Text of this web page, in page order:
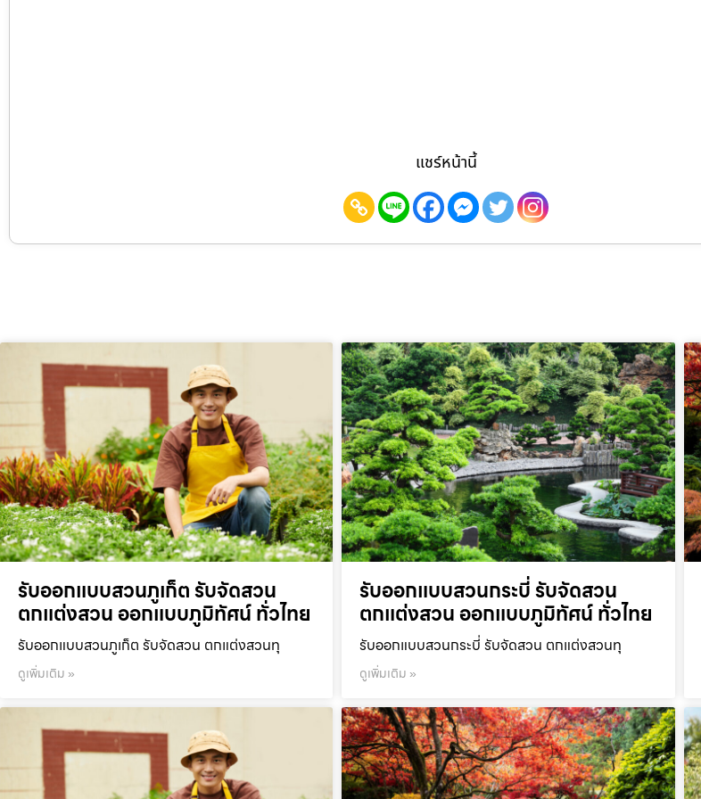
แชร์หน้านี้
รับออกแบบสวนภูเก็ต รับจัดสวน
ตกแต่งสวน ออกแบบภูมิทัศน์ ทั่วไทย
รับออกแบบสวนภูเก็ต รับจัดสวน ตกแต่งสวนทุ
ดูเพิ่มเติม »
รับออกแบบสวนกระบี่ รับจัดสวน
ตกแต่งสวน ออกแบบภูมิทัศน์ ทั่วไทย
รับออกแบบสวนกระบี่ รับจัดสวน ตกแต่งสวนทุ
ดูเพิ่มเติม »